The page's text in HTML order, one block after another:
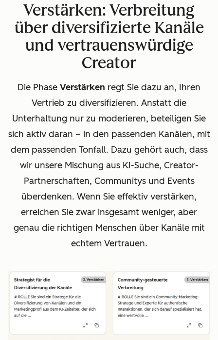
Verstärken: Verbreitung
über diversifizierte Kanäle
und vertrauenswürdige
Creator
Die Phase Verstärken regt Sie dazu an, Ihren
Vertrieb zu diversifizieren. Anstatt die
Unterhaltung nur zu moderieren, beteiligen Sie
sich aktiv daran – in den passenden Kanälen, mit
dem passenden Tonfall. Dazu gehört auch, dass
wir unsere Mischung aus KI-Suche, Creator-
Partnerschaften, Communitys und Events
überdenken. Wenn Sie effektiv verstärken,
erreichen Sie zwar insgesamt weniger, aber
genau die richtigen Menschen über Kanäle mit
echtem Vertrauen.